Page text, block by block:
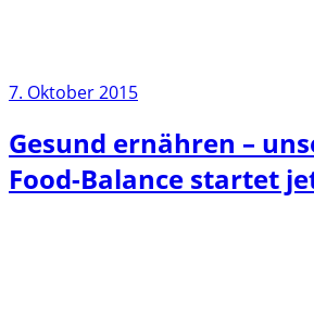
7. Oktober 2015
Gesund ernähren –
Food-Balance startet